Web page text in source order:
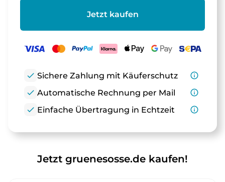
Jetzt kaufen
check Sichere Zahlung mit Käuferschutz
info_outline
check Automatische Rechnung per Mail
info_outline
check Einfache Übertragung in Echtzeit info_outline
Jetzt gruenesosse.de kaufen!